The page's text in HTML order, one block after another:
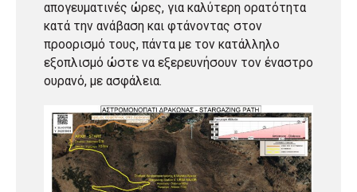
απογευματινές ώρες, για καλύτερη ορατότητα
κατά την ανάβαση και φτάνοντας στον
προορισμό τους, πάντα με τον κατάλληλο
εξοπλισμό ώστε να εξερευνήσουν τον έναστρο
ουρανό, με ασφάλεια.